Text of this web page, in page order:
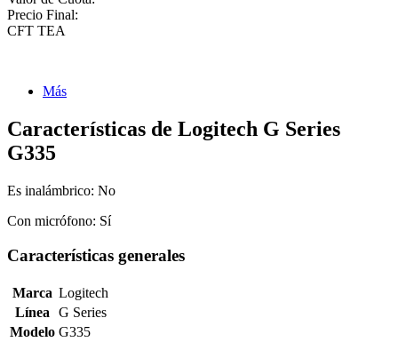
Precio Final:
CFT TEA
Más
Características de Logitech G Series
G335
Es inalámbrico: No
Con micrófono: Sí
Características generales
Marca Logitech
Línea
G Series
Modelo G335